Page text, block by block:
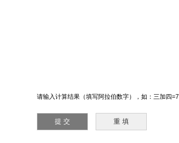
请输入计算结果（填写阿拉伯数字），如：三加四=7